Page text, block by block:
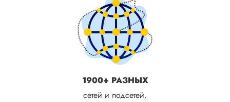
1900+ РАЗНЫХ
сетей и подсетей.